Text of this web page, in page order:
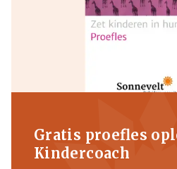
Gratis proefles
Kindercoach